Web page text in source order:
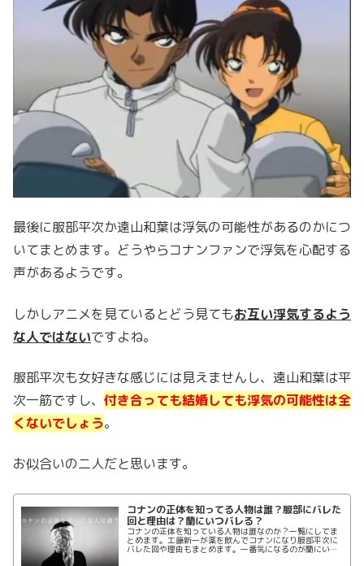
最後に服部平次か遠山和葉は浮気の可能性があるのかにつ
いてまとめます。どうやらコナンファンで浮気を心配する
声があるようです。
しかしアニメを見ているとどう見てもお互い浮気するよう
な人ではないですよね。
服部平次も女好きな感じには見えませんし、遠山和葉は平
次一筋ですし、 付き合っても結婚しても浮気の可能性は全
くないでしょう。
お似合いの二人だと思います。
コナンの正体を知ってる人物は誰？服部にバレた
回と理由は？蘭にいつバレる？
コナンの正体を知っている人物は誰なのか？一覧にしてま
とめます。工藤新一が薬を飲んでコナンになり服部平次に
バレた回や理由もまとめます。一番気になるのが蘭にいつ